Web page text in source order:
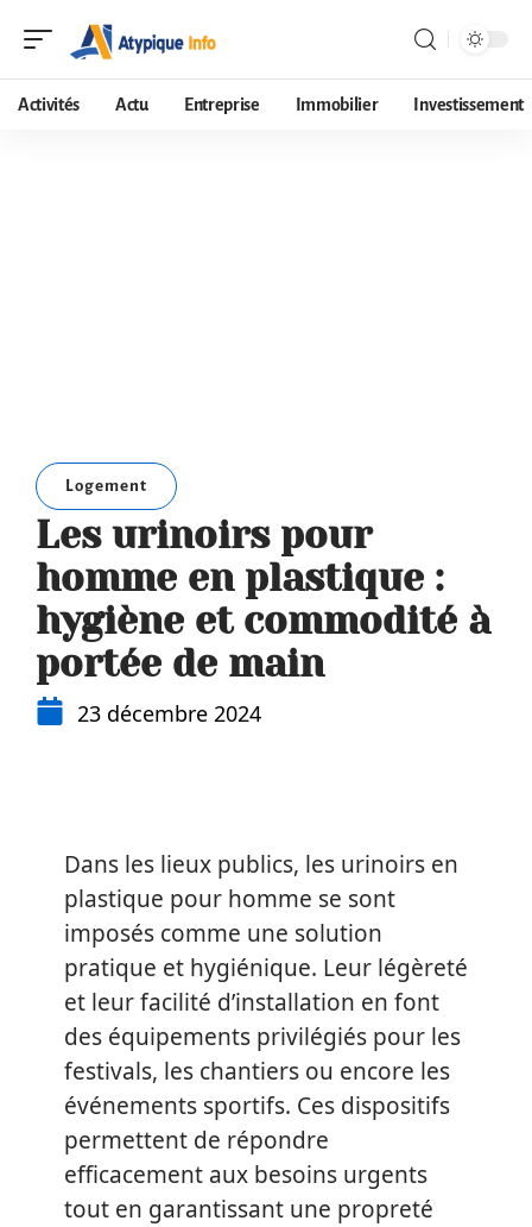
Activités Actu Entreprise Immobilier Investissement
Logement
Les urinoirs pour
homme en plastique :
hygiène et commodité à
portée de main
23 décembre 2024
Dans les lieux publics, les urinoirs en
plastique pour homme se sont
imposés comme une solution
pratique et hygiénique. Leur légèreté
et leur facilité d’installation en font
des équipements privilégiés pour les
festivals, les chantiers ou encore les
événements sportifs. Ces dispositifs
permettent de répondre
efficacement aux besoins urgents
tout en garantissant une propreté